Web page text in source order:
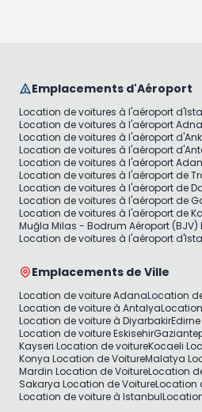
Emplacements d'Aéroport
Location de voitures à l'aéroport
Location de voitures à l'aéroport
Location de voitures à l'aéroport
Location de voitures à l'aéroport
Location de voitures à l'aéroport
Location de voitures à l'aéroport de
Location de voitures à l'aéroport de
Location de voitures à l'aéroport de
Location de voitures à l'aéroport de
Muğla Milas - Bodrum Aéroport
Location de voitures à l'aéroport
Emplacements de Ville
Location de voiture AdanaLocation
Location de voiture à Antalya
Location de voiture à Diyarbakir
Location de voiture Eskisehir
Kayseri Location de voitureKocaeli
Konya Location de VoitureMalatya
Mardin Location de VoitureLocation
Sakarya Location de VoitureLocation
Location de voiture à Istanbul